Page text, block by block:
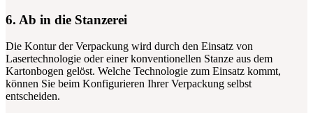
6. Ab in die Stanzerei
Die Kontur der Verpackung wird durch den Einsatz von
Lasertechnologie oder einer konventionellen Stanze aus dem
Kartonbogen gelöst. Welche Technologie zum Einsatz kommt,
können Sie beim Konfigurieren Ihrer Verpackung selbst
entscheiden.